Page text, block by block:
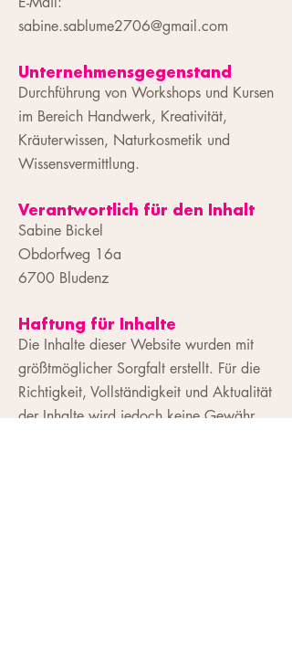
sabine.sablume2706@gmail.com
Unternehmensgegenstand
Durchführung von Workshops und Kursen
im Bereich Handwerk, Kreativität,
Kräuterwissen, Naturkosmetik und
Wissensvermittlung.
Verantwortlich für den Inhalt
Sabine Bickel
Obdorfweg 16a
6700 Bludenz
Haftung für Inhalte
Die Inhalte dieser Website wurden mit
größtmöglicher Sorgfalt erstellt. Für die
Richtigkeit, Vollständigkeit und Aktualität
der Inhalte wird jedoch keine Gewähr